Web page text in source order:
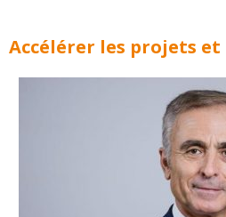
Accélérer les projets